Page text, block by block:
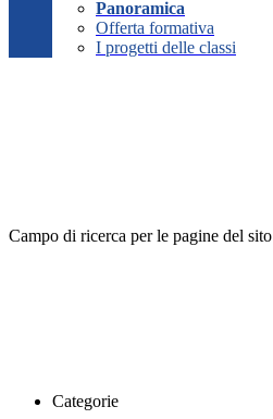
Panoramica
Offerta formativa
I progetti delle classi
Campo di ricerca per le pagine del sito
Categorie